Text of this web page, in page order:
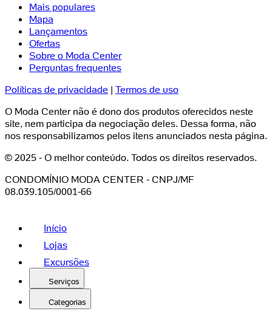
Mais populares
Mapa
Lançamentos
Ofertas
Sobre o Moda Center
Perguntas frequentes
Políticas de privacidade | Termos de uso
O Moda Center não é dono dos produtos oferecidos neste
site, nem participa da negociação deles. Dessa forma, não
nos responsabilizamos pelos itens anunciados nesta página.
© 2025 - O melhor conteúdo. Todos os direitos reservados.
CONDOMÍNIO MODA CENTER - CNPJ/MF
08.039.105/0001-66
Início
Lojas
Excursões
Serviços
Categorias